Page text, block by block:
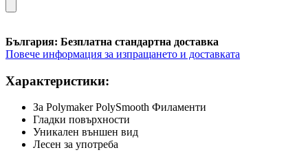
България: Безплатна стандартна доставка
Повече информация за изпращането и доставката
Характеристики:
За Polymaker PolySmooth Филаменти
Гладки повърхности
Уникален външен вид
Лесен за употреба